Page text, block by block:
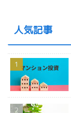
人気記事